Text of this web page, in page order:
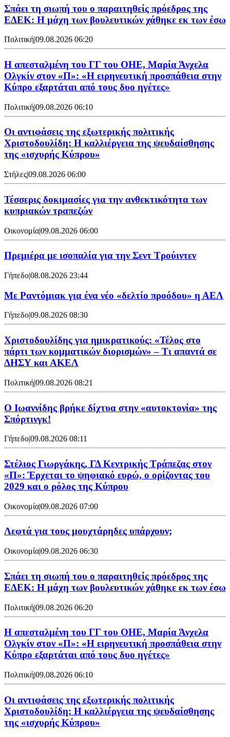
Σπάει τη σιωπή του ο παραιτηθείς πρόεδρος της
ΕΔΕΚ: Η μάχη των βουλευτικών χάθηκε εκ των έσω
Πολιτική|09.08.2026 06:20
Η απεσταλμένη του ΓΓ του ΟΗΕ, Μαρία Άνχελα
Ολγκίν στον «Π»: «Η ειρηνευτική προσπάθεια στην
Κύπρο εξαρτάται από τους δυο ηγέτες»
Πολιτική|09.08.2026 06:10
Οι αντιφάσεις της εξωτερικής πολιτικής
Χριστοδουλίδη: Η καλλιέργεια της ψευδαίσθησης
της «ισχυρής Κύπρου»
Στήλες|09.08.2026 06:00
Τέσσερις δοκιμασίες για την ανθεκτικότητα των
κυπριακών τραπεζών
Οικονομία|09.08.2026 06:00
Πρεμιέρα με ισοπαλία για την Σεντ Τρούιντεν
Γήπεδο|08.08.2026 23:44
Με Ραντόμιακ για ένα νέο «δελτίο προόδου» η ΑΕΛ
Γήπεδο|09.08.2026 08:30
Χριστοδουλίδης για ημικρατικούς: «Τέλος στο
πάρτι των κομματικών διορισμών» – Τι απαντά σε
ΔΗΣΥ και ΑΚΕΛ
Πολιτική|09.08.2026 08:21
Ο Ιωαννίδης βρήκε δίχτυα στην «αυτοκτονία» της
Σπόρτινγκ!
Γήπεδο|09.08.2026 08:11
Στέλιος Γιωργάκης, ΓΔ Κεντρικής Τράπεζας στον
«Π»: Έρχεται το ψηφιακό ευρώ, ο ορίζοντας του
2029 και ο ρόλος της Κύπρου
Οικονομία|09.08.2026 07:00
Λεφτά για τους μουχτάρηδες υπάρχουν;
Οικονομία|09.08.2026 06:30
Σπάει τη σιωπή του ο παραιτηθείς πρόεδρος της
ΕΔΕΚ: Η μάχη των βουλευτικών χάθηκε εκ των έσω
Πολιτική|09.08.2026 06:20
Η απεσταλμένη του ΓΓ του ΟΗΕ, Μαρία Άνχελα
Ολγκίν στον «Π»: «Η ειρηνευτική προσπάθεια στην
Κύπρο εξαρτάται από τους δυο ηγέτες»
Πολιτική|09.08.2026 06:10
Οι αντιφάσεις της εξωτερικής πολιτικής
Χριστοδουλίδη: Η καλλιέργεια της ψευδαίσθησης
της «ισχυρής Κύπρου»